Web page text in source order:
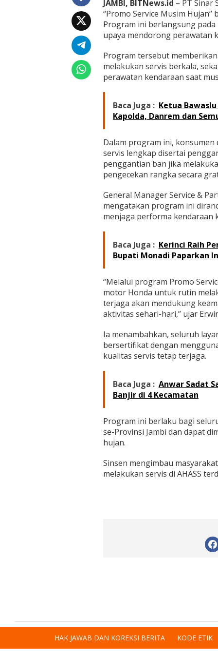
r
o
m
o
d
A
H
A
S
JAMBI, BITNews.id – PT Sinar
“Promo Service Musim
Program ini berlangsung pada
upaya mendorong perawatan
Program tersebut
melakukan servis berkala,
perawatan kendaraan saat
Baca Juga : Ketua
Kapolda, Danrem dan
Dalam program ini,
servis lengkap disertai
penggantian ban jika
pengecekan rangka secara
General Manager Service &
mengatakan program ini
menjaga performa kendaraan
Baca Juga : Kerinci Raih
Bupati Monadi Paparkan
“Melalui program Promo
motor Honda untuk rutin
terjaga akan mendukung
aktivitas sehari-hari,” ujar
Ia menambahkan, seluruh
bersertifikat dengan
kualitas servis tetap terjaga.
Baca Juga : Anwar Sadat
Banjir di 4 Kecamatan
Program ini berlaku bagi
se-Provinsi Jambi dan dapat
hujan.
Sinsen mengimbau
melakukan servis di AHASS
HAK JAWAB DAN KOREKSI BERITA KODE ETIK